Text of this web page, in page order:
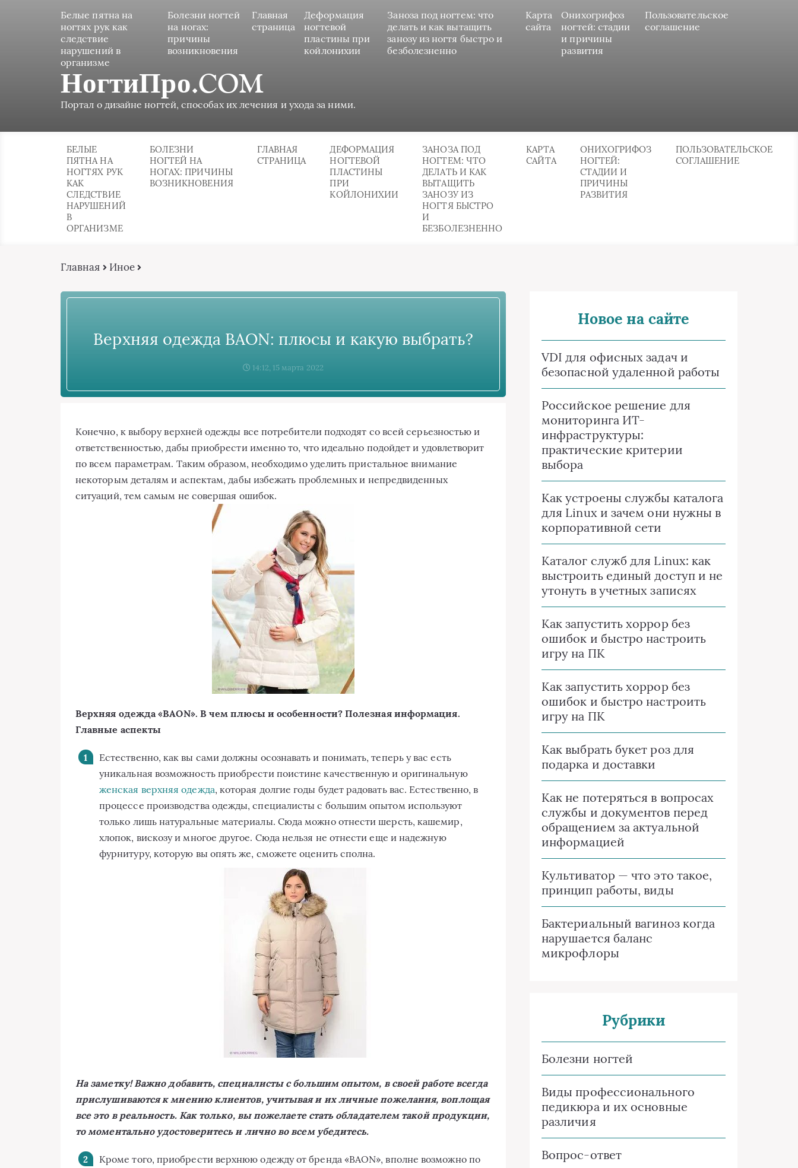
Белые пятна на
ногтях рук как
следствие
нарушений в
организме
Болезни ногтей
на ногах:
причины
возникновения
Главная
страница
Деформация
ногтевой
пластины при
койлонихии
Заноза под ногтем: что
делать и как вытащить
занозу из ногтя быстро и
безболезненно
Карта
сайта
Онихогрифоз
ногтей: стадии
и причины
развития
Пользовательское
соглашение
НогтиПро.COM
Портал о дизайне ногтей, способах их лечения и ухода за ними.
БЕЛЫЕ
ПЯТНА НА
НОГТЯХ РУК
КАК
СЛЕДСТВИЕ
НАРУШЕНИЙ
В
ОРГАНИЗМЕ
БОЛЕЗНИ
НОГТЕЙ НА
НОГАХ: ПРИЧИНЫ
ВОЗНИКНОВЕНИЯ
ГЛАВНАЯ
СТРАНИЦА
ДЕФОРМАЦИЯ
НОГТЕВОЙ
ПЛАСТИНЫ
ПРИ
КОЙЛОНИХИИ
ЗАНОЗА ПОД
НОГТЕМ: ЧТО
ДЕЛАТЬ И КАК
ВЫТАЩИТЬ
ЗАНОЗУ ИЗ
НОГТЯ БЫСТРО
И
БЕЗБОЛЕЗНЕННО
КАРТА
САЙТА
ОНИХОГРИФОЗ
НОГТЕЙ:
СТАДИИ И
ПРИЧИНЫ
РАЗВИТИЯ
ПОЛЬЗОВАТЕЛЬСКОЕ
СОГЛАШЕНИЕ
Главная Иное
Верхняя одежда BAON: плюсы и какую выбрать?
14:12, 15 марта 2022
Конечно, к выбору верхней одежды все потребители подходят со всей серьезностью и
ответственностью, дабы приобрести именно то, что идеально подойдет и удовлетворит
по всем параметрам. Таким образом, необходимо уделить пристальное внимание
некоторым деталям и аспектам, дабы избежать проблемных и непредвиденных
ситуаций, тем самым не совершая ошибок.
Верхняя одежда «BAON». В чем плюсы и особенности? Полезная информация.
Главные аспекты
Естественно, как вы сами должны осознавать и понимать, теперь у вас есть
уникальная возможность приобрести поистине качественную и оригинальную
женская верхняя одежда, которая долгие годы будет радовать вас. Естественно, в
процессе производства одежды, специалисты с большим опытом используют
только лишь натуральные материалы. Сюда можно отнести шерсть, кашемир,
хлопок, вискозу и многое другое. Сюда нельзя не отнести еще и надежную
фурнитуру, которую вы опять же, сможете оценить сполна.
На заметку! Важно добавить, специалисты с большим опытом, в своей работе всегда
прислушиваются к мнению клиентов, учитывая и их личные пожелания, воплощая
все это в реальность. Как только, вы пожелаете стать обладателем такой продукции,
то моментально удостоверитесь и лично во всем убедитесь.
Кроме того, приобрести верхнюю одежду от бренда «BAON», вполне возможно по
Новое на сайте
VDI для офисных задач и
безопасной удаленной работы
Российское решение для
мониторинга ИТ-
инфраструктуры:
практические критерии
выбора
Как устроены службы каталога
для Linux и зачем они нужны в
корпоративной сети
Каталог служб для Linux: как
выстроить единый доступ и не
утонуть в учетных записях
Как запустить хоррор без
ошибок и быстро настроить
игру на ПК
Как запустить хоррор без
ошибок и быстро настроить
игру на ПК
Как выбрать букет роз для
подарка и доставки
Как не потеряться в вопросах
службы и документов перед
обращением за актуальной
информацией
Культиватор — что это такое,
принцип работы, виды
Бактериальный вагиноз когда
нарушается баланс
микрофлоры
Рубрики
Болезни ногтей
Виды профессионального
педикюра и их основные
различия
Вопрос-ответ